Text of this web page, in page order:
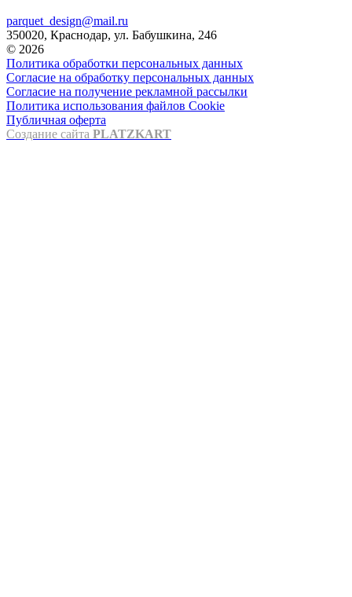
parquet_design@mail.ru
350020, Краснодар, ул. Бабушкина, 246
© 2026
Политика обработки персональных данных
Согласие на обработку персональных данных
Согласие на получение рекламной рассылки
Политика использования файлов Cookie
Публичная оферта
Создание сайта PLATZKART